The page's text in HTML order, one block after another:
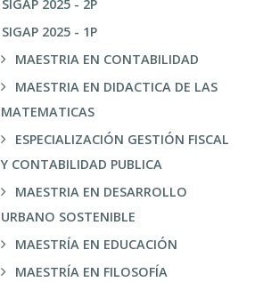
SIGAP 2025 - 2P
SIGAP 2025 - 1P
MAESTRIA EN CONTABILIDAD
MAESTRIA EN DIDACTICA DE LAS
MATEMATICAS
ESPECIALIZACIÓN GESTIÓN FISCAL
Y CONTABILIDAD PUBLICA
MAESTRIA EN DESARROLLO
URBANO SOSTENIBLE
MAESTRÍA EN EDUCACIÓN
MAESTRÍA EN FILOSOFÍA